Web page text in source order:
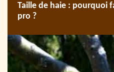
Taille de haie : pourquoi
pro ?